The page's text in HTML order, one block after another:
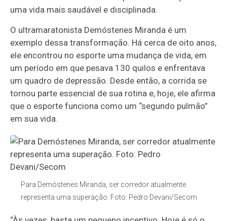
uma vida mais saudável e disciplinada.
O ultramaratonista Demóstenes Miranda é um
exemplo dessa transformação. Há cerca de oito anos,
ele encontrou no esporte uma mudança de vida, em
um período em que pesava 130 quilos e enfrentava
um quadro de depressão. Desde então, a corrida se
tornou parte essencial de sua rotina e, hoje, ele afirma
que o esporte funciona como um “segundo pulmão”
em sua vida.
Para Demóstenes Miranda, ser corredor atualmente
representa uma superação. Foto: Pedro Devani/Secom